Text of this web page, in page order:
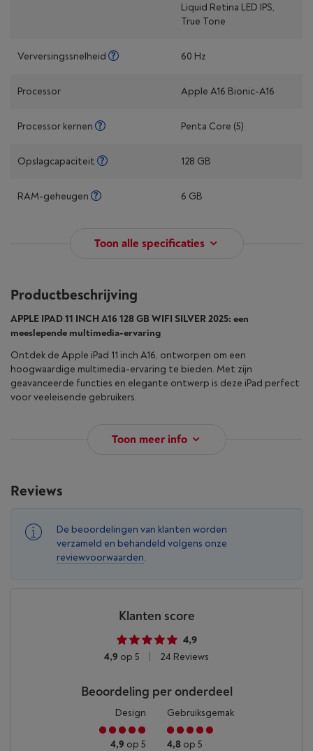
Liquid Retina LED IPS,
True Tone
Verversingssnelheid 60 Hz
Processor Apple A16 Bionic-A16
Processor kernen Penta Core (5)
Opslagcapaciteit 128 GB
RAM-geheugen 6 GB
Toon alle specificaties
Productbeschrijving
APPLE IPAD 11 INCH A16 128 GB WIFI SILVER 2025: een
meeslepende multimedia-ervaring
Ontdek de Apple iPad 11 inch A16, ontworpen om een
hoogwaardige multimedia-ervaring te bieden. Met zijn
geavanceerde functies en elegante ontwerp is deze iPad perfect
voor veeleisende gebruikers.
Toon meer info
Reviews
De beoordelingen van klanten worden
verzameld en behandeld volgens onze
reviewvoorwaarden.
Klanten score
4,9
4,9 op 5 24 Reviews
Beoordeling per onderdeel
Design
4,9 op 5
Gebruiksgemak
4,8 op 5